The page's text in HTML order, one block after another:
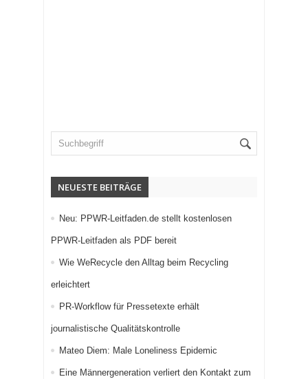
NEUESTE BEITRÄGE
Neu: PPWR-Leitfaden.de stellt kostenlosen
PPWR-Leitfaden als PDF bereit
Wie WeRecycle den Alltag beim Recycling
erleichtert
PR-Workflow für Pressetexte erhält
journalistische Qualitätskontrolle
Mateo Diem: Male Loneliness Epidemic
Eine Männergeneration verliert den Kontakt zum